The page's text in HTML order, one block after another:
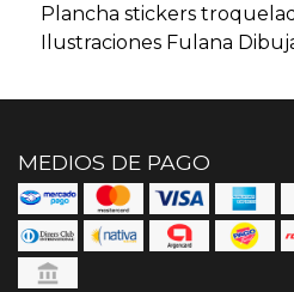
Plancha stickers
Ilustraciones Fulana
MEDIOS DE PAGO